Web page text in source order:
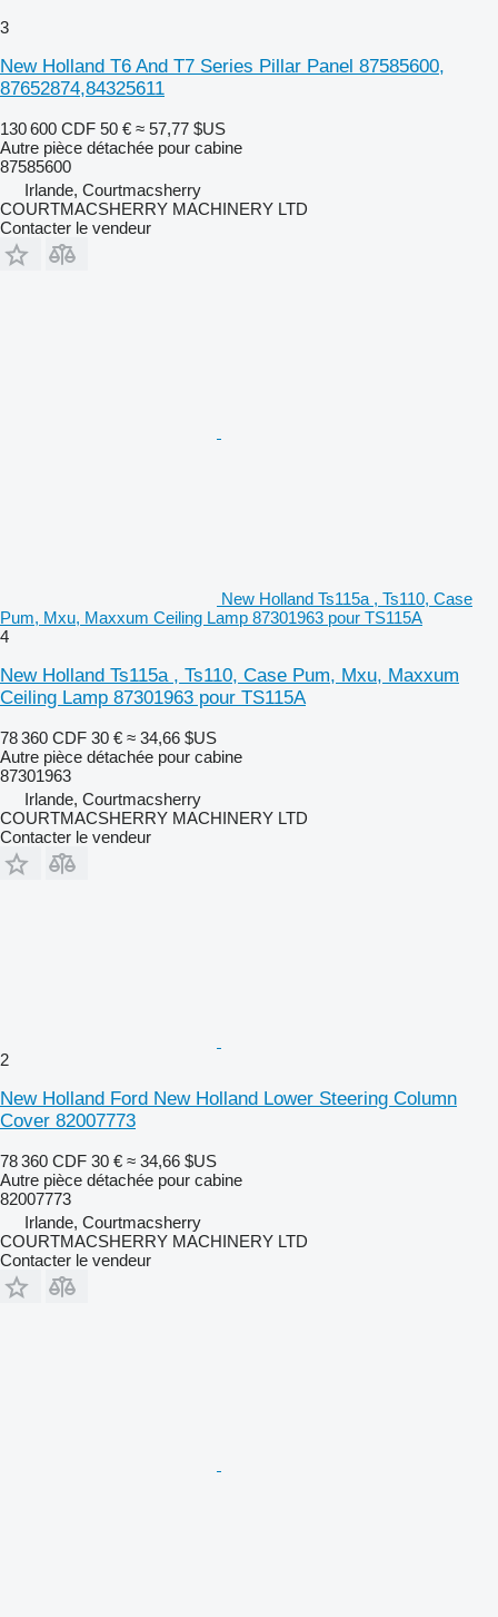
3
New Holland T6 And T7 Series Pillar Panel 87585600,
87652874,84325611
130 600 CDF 50 € ≈ 57,77 $US
Autre pièce détachée pour cabine
87585600
Irlande, Courtmacsherry
COURTMACSHERRY MACHINERY LTD
Contacter le vendeur
New Holland Ts115a , Ts110, Case
Pum, Mxu, Maxxum Ceiling Lamp 87301963 pour TS115A
4
New Holland Ts115a , Ts110, Case Pum, Mxu, Maxxum
Ceiling Lamp 87301963 pour TS115A
78 360 CDF 30 € ≈ 34,66 $US
Autre pièce détachée pour cabine
87301963
Irlande, Courtmacsherry
COURTMACSHERRY MACHINERY LTD
Contacter le vendeur
2
New Holland Ford New Holland Lower Steering Column
Cover 82007773
78 360 CDF 30 € ≈ 34,66 $US
Autre pièce détachée pour cabine
82007773
Irlande, Courtmacsherry
COURTMACSHERRY MACHINERY LTD
Contacter le vendeur